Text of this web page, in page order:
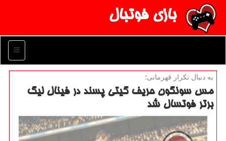
بازی فوتبال
منو
به دنبال تكرار قهرمانی؛
مس سونگون حریف گیتی پسند در فینال لیگ
برتر فوتسال شد